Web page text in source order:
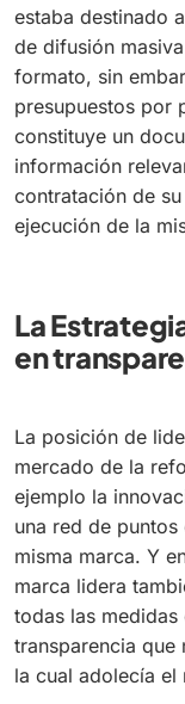
estaba destinado
de difusión
formato, sin
presupuestos por
constituye un
información
contratación de
ejecución de la
La
en
La posición de
mercado de la
ejemplo la
una red de
misma marca. Y
marca lidera
todas las
transparencia que
la cual adolecía el